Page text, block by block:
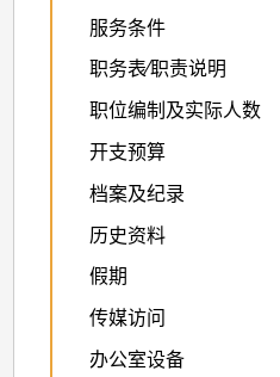
服务条件
职务表∕职责说明
职位编制及实际人数
开支预算
档案及纪录
历史资料
假期
传媒访问
办公室设备